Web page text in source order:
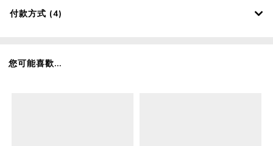
付款方式 (4)
您可能喜歡...